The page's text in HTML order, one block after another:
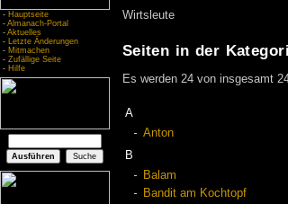
- Hauptseite
- Almanach-Portal
- Aktuelles
- Letzte Änderungen
- Mitmachen
- Zufällige Seite
- Hilfe
Wirtsleute
Seiten in der
Es werden 24 von insgesamt
A
Anton
B
Balam
Bandit am Kochtopf